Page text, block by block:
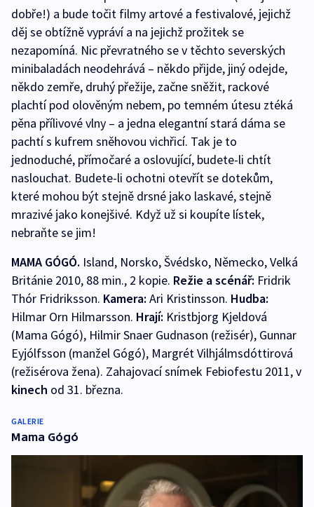
dobře!) a bude točit filmy artové a festivalové, jejichž
děj se obtížně vypráví a na jejichž prožitek se
nezapomíná. Nic převratného se v těchto severských
minibaladách neodehrává – někdo přijde, jiný odejde,
někdo zemře, druhý přežije, začne sněžit, rackové
plachtí pod olověným nebem, po temném útesu ztéká
pěna přílivové vlny – a jedna elegantní stará dáma se
pachtí s kufrem sněhovou vichřicí. Tak je to
jednoduché, přímočaré a oslovující, budete-li chtít
naslouchat. Budete-li ochotni otevřít se dotekům,
které mohou být stejně drsné jako laskavé, stejně
mrazivé jako konejšivé. Když už si koupíte lístek,
nebraňte se jim!
MAMA GÓGÓ. Island, Norsko, Švédsko, Německo, Velká
Británie 2010, 88 min., 2 kopie. Režie a scénář: Fridrik
Thór Fridriksson. Kamera: Ari Kristinsson. Hudba:
Hilmar Orn Hilmarsson. Hrají: Kristbjorg Kjeldová
(Mama Gógó), Hilmir Snaer Gudnason (režisér), Gunnar
Eyjólfsson (manžel Gógó), Margrét Vilhjálmsdóttirová
(režisérova žena). Zahajovací snímek Febiofestu 2011, v
kinech od 31. března.
GALERIE
Mama Gógó